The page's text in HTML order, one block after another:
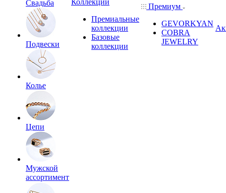
Свадьба
Подвески
Колье
Цепи
Мужской
ассортимент
Коллекции
Премиальные
коллекции
Базовые
коллекции
Премиум
GEVORKYAN
COBRA
JEWELRY